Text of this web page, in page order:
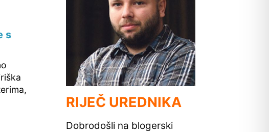
s
RIJEČ UREDNIKA
Dobrodošli na blogerski